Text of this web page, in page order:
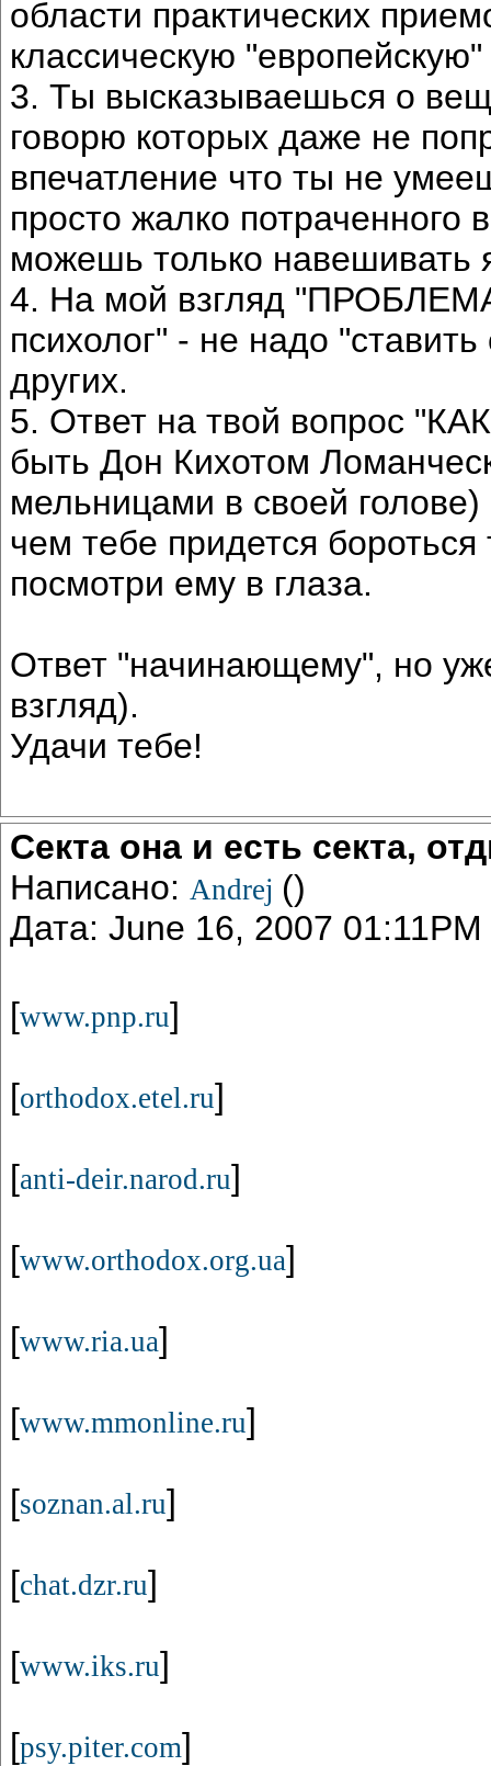
области практических
классическую
3. Ты высказываешься о
говорю которых даже не
впечатление что ты не
просто жалко потраченного
можешь только навешивать
4. На мой взгляд
психолог" - не надо
других.
5. Ответ на твой вопрос
быть Дон Кихотом
мельницами в своей
чем тебе придется бороться
посмотри ему в глаза.
Ответ "начинающему", но
взгляд).
Удачи тебе!
Секта она и есть секта,
Написано: Andrej ()
Дата: June 16, 2007 01:11PM
[www.pnp.ru]
[orthodox.etel.ru]
[anti-deir.narod.ru]
[www.orthodox.org.ua]
[www.ria.ua]
[www.mmonline.ru]
[soznan.al.ru]
[chat.dzr.ru]
[www.iks.ru]
[psy.piter.com]